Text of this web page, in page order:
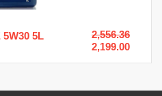
2,556.36
2,199.00
5L